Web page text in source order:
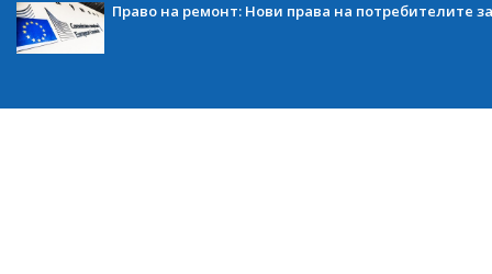
Право на ремонт: Нови права на потребителите